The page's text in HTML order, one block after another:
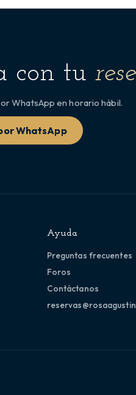
con tu
WhatsApp en horario hábil.
WhatsApp
Ayuda
Preguntas frecuentes
Foros
Contáctanos